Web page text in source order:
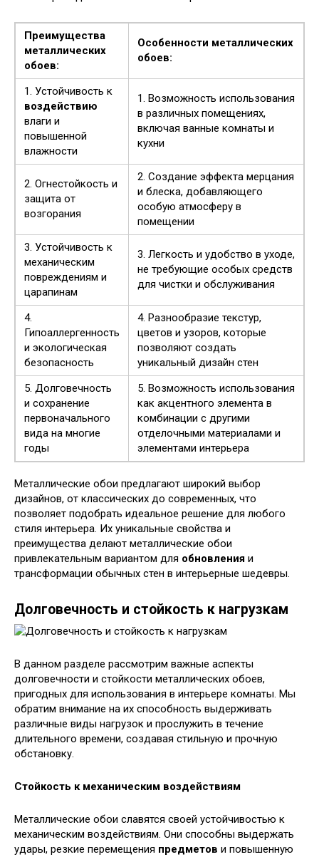
Преимущества
металлических
обоев:
Особенности металлических
обоев:
1. Устойчивость к
воздействию
влаги и
повышенной
влажности
1. Возможность использования
в различных помещениях,
включая ванные комнаты и
кухни
2. Огнестойкость и
защита от
возгорания
2. Создание эффекта мерцания
и блеска, добавляющего
особую атмосферу в
помещении
3. Устойчивость к
механическим
повреждениям и
царапинам
3. Легкость и удобство в уходе,
не требующие особых средств
для чистки и обслуживания
4.
Гипоаллергенность
и экологическая
безопасность
4. Разнообразие текстур,
цветов и узоров, которые
позволяют создать
уникальный дизайн стен
5. Долговечность
и сохранение
первоначального
вида на многие
годы
5. Возможность использования
как акцентного элемента в
комбинации с другими
отделочными материалами и
элементами интерьера
Металлические обои предлагают широкий выбор
дизайнов, от классических до современных, что
позволяет подобрать идеальное решение для любого
стиля интерьера. Их уникальные свойства и
преимущества делают металлические обои
привлекательным вариантом для обновления и
трансформации обычных стен в интерьерные шедевры.
Долговечность и стойкость к нагрузкам
В данном разделе рассмотрим важные аспекты
долговечности и стойкости металлических обоев,
пригодных для использования в интерьере комнаты. Мы
обратим внимание на их способность выдерживать
различные виды нагрузок и прослужить в течение
длительного времени, создавая стильную и прочную
обстановку.
Стойкость к механическим воздействиям
Металлические обои славятся своей устойчивостью к
механическим воздействиям. Они способны выдержать
удары, резкие перемещения предметов и повышенную